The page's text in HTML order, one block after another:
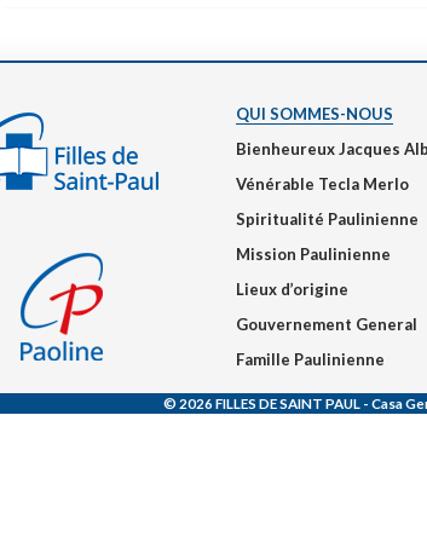
QUI SOMMES-NOUS
Bienheureux Jacques
Vénérable Tecla Merlo
Spiritualité Paulinienne
Mission Paulinienne
Lieux d’origine
Gouvernement General
Famille Paulinienne
© 2026 FILLES DE SAINT PAUL - Casa